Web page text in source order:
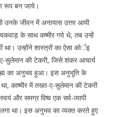
रूप बन जाये।
उनके जीवन में अनायास उत्तर आयी
के साथ कष्मीर गये थे, तब उन्हें
था। उन्होंने शास्त्रों का ऐसा कोर्इ
सुलेमान की टेकरी, जिसे शंकर आचार्य
का अनुभव हुआ। इस अनुभूति के
था, काष्मीर में तख्त-ए-सुलेमान की टेकरी
और समग्र विष्व एक सर्व-व्यापी
था। इस अनुभव का व्यक्त करते हुए